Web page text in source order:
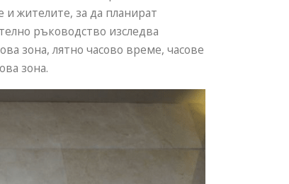
жителите, за да планират
ръководство изследва
зона, лятно часово време, часове
зона.